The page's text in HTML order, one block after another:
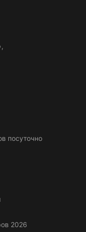
посуточно
2026